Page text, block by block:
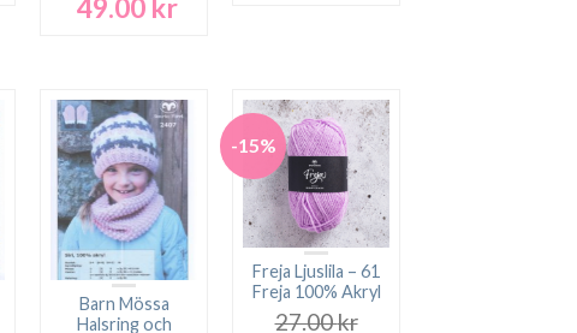
Det
89.00 kr.
49.00 krDet
49.00 kr.
Barn Mössa
Halsring och
-15%
Freja Ljuslila – 61
Freja 100% Akryl
27.00kr